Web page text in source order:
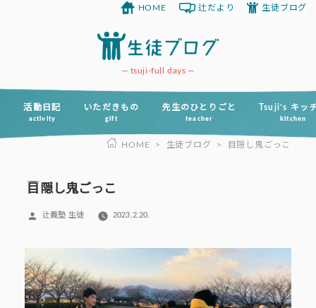
ツ
tsuji-full days
活動日記
activity
いただきもの
gift
先生のひとりごと
teacher
Tsuji’s キッ
kitchen
HOME 辻だより 生徒ブログ
HOME > 生徒ブログ > 目隠し鬼ごっこ
目隠し鬼ごっこ
投
辻義塾 生徒 2023.2.20.